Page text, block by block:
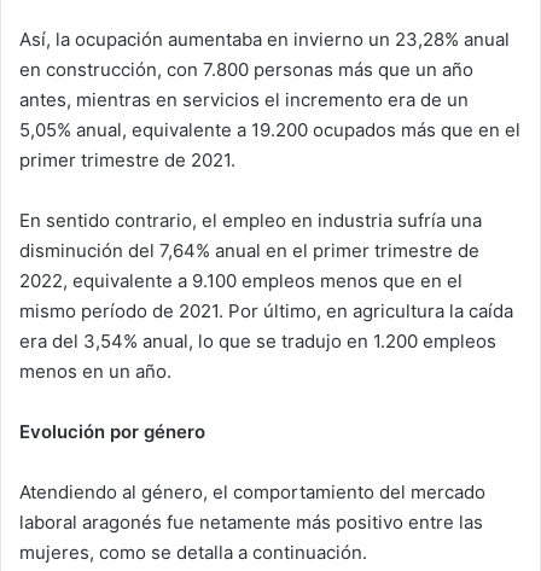
Así, la ocupación aumentaba en invierno un 23,28% anual
en construcción, con 7.800 personas más que un año
antes, mientras en servicios el incremento era de un
5,05% anual, equivalente a 19.200 ocupados más que en el
primer trimestre de 2021.
En sentido contrario, el empleo en industria sufría una
disminución del 7,64% anual en el primer trimestre de
2022, equivalente a 9.100 empleos menos que en el
mismo período de 2021. Por último, en agricultura la caída
era del 3,54% anual, lo que se tradujo en 1.200 empleos
menos en un año.
Evolución por género
Atendiendo al género, el comportamiento del mercado
laboral aragonés fue netamente más positivo entre las
mujeres, como se detalla a continuación.